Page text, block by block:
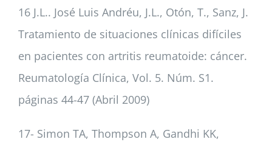
16 J.L.. José Luis Andréu, J.L., Otón, T., Sanz, J.
Tratamiento de situaciones clínicas difíciles
en pacientes con artritis reumatoide: cáncer.
Reumatología Clínica, Vol. 5. Núm. S1.
páginas 44-47 (Abril 2009)
17- Simon TA, Thompson A, Gandhi KK,